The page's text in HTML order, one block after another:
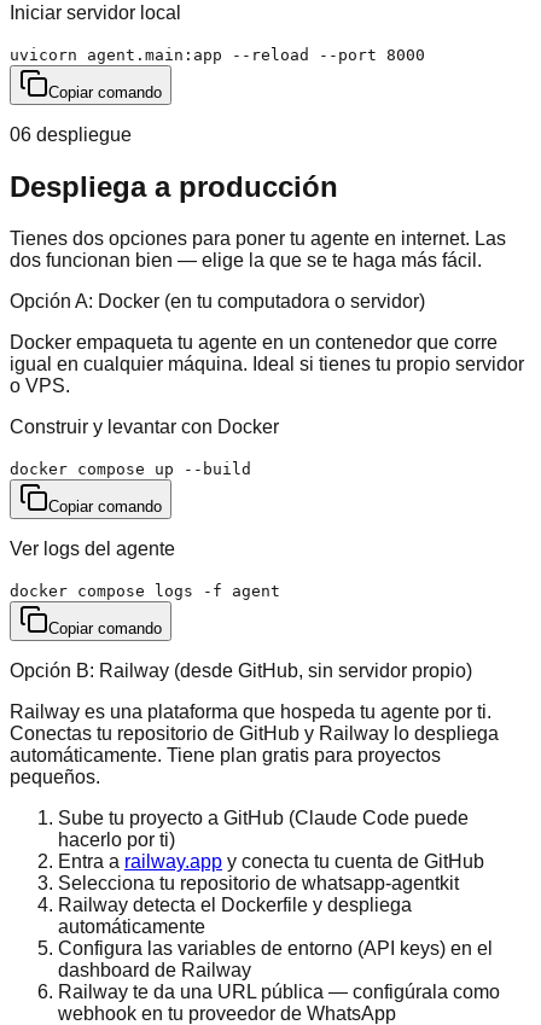
Iniciar servidor local
uvicorn agent.main:app --reload --port 8000
Copiar comando
06 despliegue
Despliega a producción
Tienes dos opciones para poner tu agente en internet. Las
dos funcionan bien — elige la que se te haga más fácil.
Opción A: Docker (en tu computadora o servidor)
Docker empaqueta tu agente en un contenedor que corre
igual en cualquier máquina. Ideal si tienes tu propio servidor
o VPS.
Construir y levantar con Docker
docker compose up --build
Copiar comando
Ver logs del agente
docker compose logs -f agent
Copiar comando
Opción B: Railway (desde GitHub, sin servidor propio)
Railway es una plataforma que hospeda tu agente por ti.
Conectas tu repositorio de GitHub y Railway lo despliega
automáticamente. Tiene plan gratis para proyectos
pequeños.
Sube tu proyecto a GitHub (Claude Code puede
hacerlo por ti)
Entra a railway.app y conecta tu cuenta de GitHub
Selecciona tu repositorio de whatsapp-agentkit
Railway detecta el Dockerfile y despliega
automáticamente
Configura las variables de entorno (API keys) en el
dashboard de Railway
Railway te da una URL pública — configúrala como
webhook en tu proveedor de WhatsApp